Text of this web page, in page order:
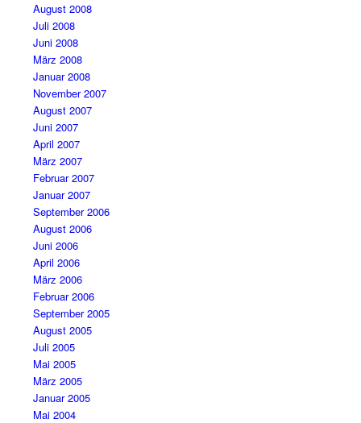
August 2008
Juli 2008
Juni 2008
März 2008
Januar 2008
November 2007
August 2007
Juni 2007
April 2007
März 2007
Februar 2007
Januar 2007
September 2006
August 2006
Juni 2006
April 2006
März 2006
Februar 2006
September 2005
August 2005
Juli 2005
Mai 2005
März 2005
Januar 2005
Mai 2004